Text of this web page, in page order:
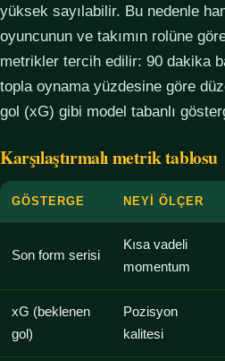
yüksek sayılabilir. Bu nedenle
oyuncunun ve takımın rolüne
metrikler tercih edilir: 90 dakika
topla oynama yüzdesine göre
gol (xG) gibi model tabanlı
Karşılaştırmalı metrik tablosu
GÖSTERGE NEYI ÖLÇER
Son form serisi
Kısa vadeli
momentum
xG (beklenen
gol)
Pozisyon
kalitesi